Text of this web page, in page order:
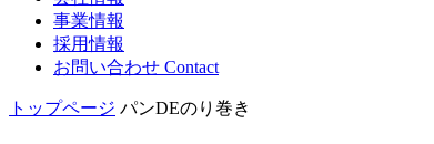
事業情報
採用情報
お問い合わせ Contact
トップページ パンDEのり巻き